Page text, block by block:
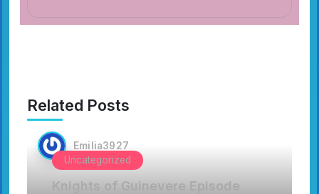
Related Posts
Emilia3927
Uncategorized
Knights of Guinevere Episode